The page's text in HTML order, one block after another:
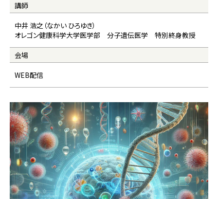
講師
中井 浩之（なかい ひろゆき）
オレゴン健康科学大学医学部 分子遺伝医学 特別終身教授
会場
WEB配信